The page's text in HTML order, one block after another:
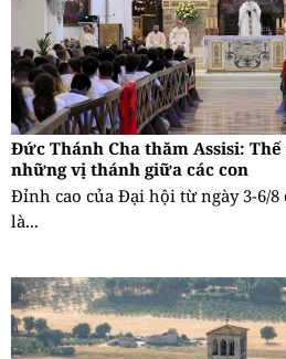
Đức Thánh Cha thăm Assisi:
những vị thánh giữa các con
Đỉnh cao của Đại hội từ ngày 3-6/8
là...